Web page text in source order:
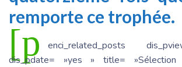
remporte ce trophée.
[p
enci_related_posts
dis_pdate= »yes » title=